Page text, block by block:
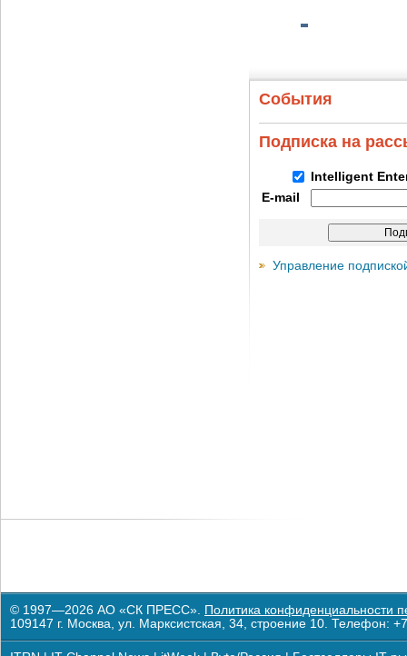
События
Подписка на
Intelligent
E-mail
Управление
© 1997—2026 АО «СК ПРЕСС». Политика конфиденциальности
109147 г. Москва, ул. Марксистская, 34, строение 10. Телефон: